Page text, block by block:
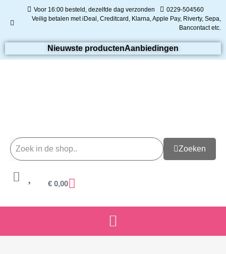
Voor 16:00 besteld, dezelfde dag verzonden
0229-504560
Veilig betalen met iDeal, Creditcard, Klarna, Apple Pay, Riverty, Sepa,
Bancontact etc.
Nieuwste productenAanbiedingen
Zoeken
€ 0,00